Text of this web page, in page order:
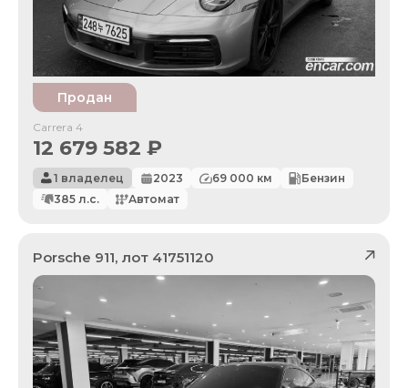
Продан
Carrera 4
12 679 582 ₽
1 владелец 2023 69 000 км
Бензин
385 л.с. Автомат
Porsche 911, лот 41751120